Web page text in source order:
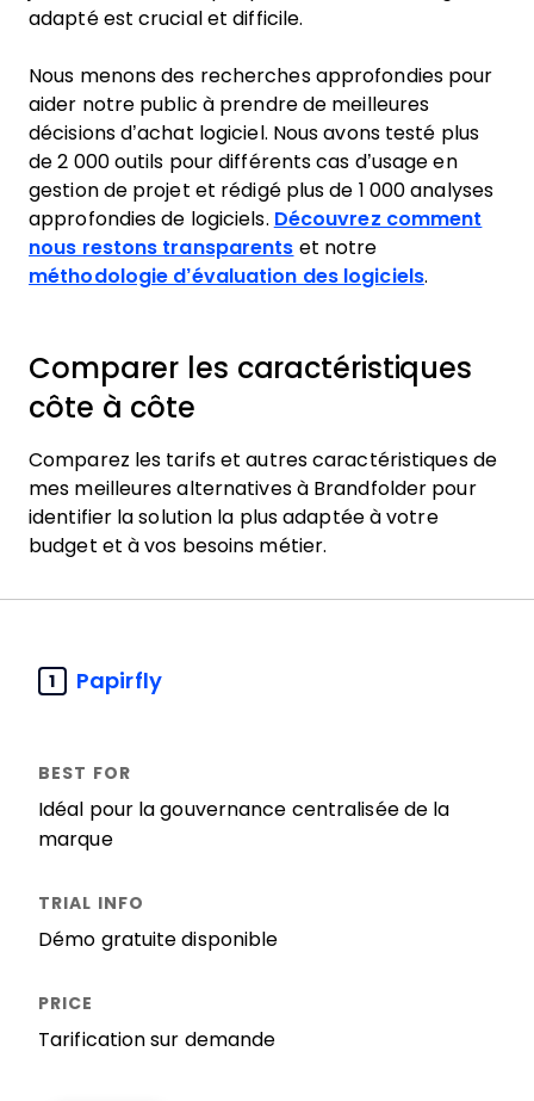
adapté est crucial et difficile.
Nous menons des recherches approfondies pour
aider notre public à prendre de meilleures
décisions d’achat logiciel. Nous avons testé plus
de 2 000 outils pour différents cas d’usage en
gestion de projet et rédigé plus de 1 000 analyses
approfondies de logiciels. Découvrez comment
nous restons transparents et notre
méthodologie d’évaluation des logiciels.
Comparer les caractéristiques
côte à côte
Comparez les tarifs et autres caractéristiques de
mes meilleures alternatives à Brandfolder pour
identifier la solution la plus adaptée à votre
budget et à vos besoins métier.
1 Papirfly
Idéal pour la gouvernance centralisée de la
marque
Démo gratuite disponible
Tarification sur demande